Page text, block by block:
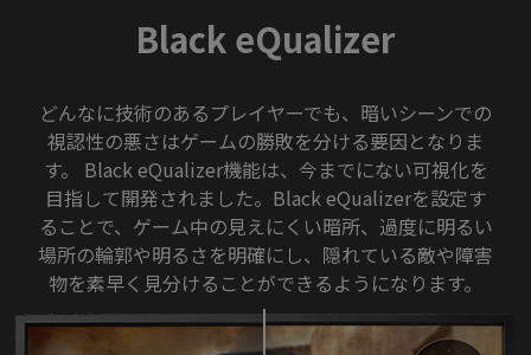
Black eQualizer
どんなに技術のあるプレイヤーでも、暗いシーンでの
視認性の悪さはゲームの勝敗を分ける要因となりま
す。 Black eQualizer機能は、今までにない可視化を
目指して開発されました。Black eQualizerを設定す
ることで、ゲーム中の見えにくい暗所、過度に明るい
場所の輪郭や明るさを明確にし、隠れている敵や障害
物を素早く見分けることができるようになります。